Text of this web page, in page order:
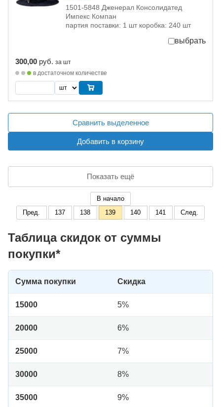
1501-5848 Дженерал Консолидатед
Импекс Компан
партия поставки: 1 шт коробка: 240 шт
выбрать
300,00 руб. за шт
в достаточном количестве
Сравнить выделенное
Добавить в корзину
Показать ещё
В начало
Пред.
137 138 139 140 141 След.
Таблица скидок от суммы
покупки*
Сумма покупки Скидка
15000 5%
20000 6%
25000 7%
30000 8%
35000 9%